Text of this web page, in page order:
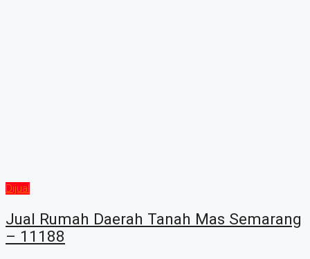
Dijual
Jual Rumah Daerah Tanah Mas Semarang
– 11188